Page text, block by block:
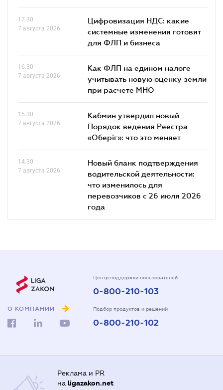
17.30
7 августа 2026
Цифровизация НДС: какие
системные изменения готовят
для ФЛП и бизнеса
16.30
7 августа 2026
Как ФЛП на едином налоге
учитывать новую оценку земли
при расчете МНО
15.30
7 августа 2026
Кабмин утвердил новый
Порядок ведения Реестра
«Оберіг»: что это меняет
14.30
7 августа 2026
Новый бланк подтверждения
водительской деятельности:
что изменилось для
перевозчиков с 26 июля 2026
года
О КОМПАНИИ
Центр поддержки пользователей
0-800-210-103
Подбор продуктов и решений
0-800-210-102
Реклама и PR
на ligazakon.net